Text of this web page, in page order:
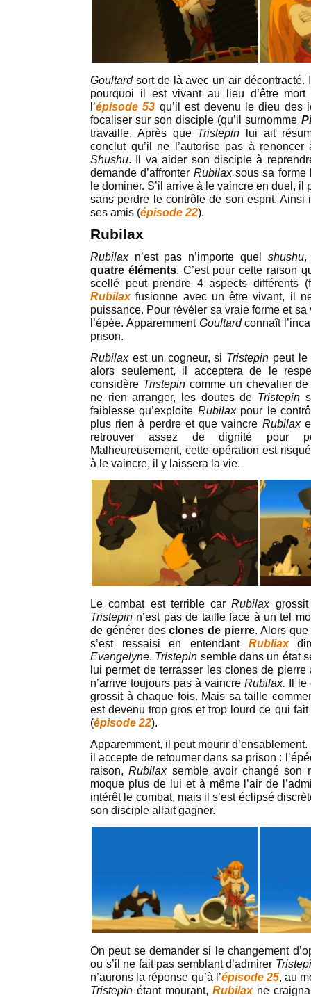
Goultard sort de là avec un air décontracté.
pourquoi il est vivant au lieu d’être
l’épisode 53 qu’il est devenu le dieu des
focaliser sur son disciple (qu’il surnomme
travaille. Après que Tristepin
lui ait
conclut qu’il ne l’autorise pas à
Shushu. Il va aider son disciple à
demande d’affronter Rubilax sous sa forme
le dominer. S’il arrive à le vaincre en duel,
sans perdre le contrôle de son esprit.
ses amis (épisode 22).
Rubilax
Rubilax n’est pas n’importe quel shushu,
quatre éléments. C’est pour cette raison
scellé peut prendre 4 aspects différents
Rubilax fusionne avec un être vivant, il
puissance. Pour révéler sa vraie forme et
l’épée. Apparemment Goultardconnaît
prison.
Rubilax est un cogneur, si Tristepin peut le
alors seulement, il acceptera de le
considère Tristepin comme un chevalier
ne rien arranger, les doutes de Tristepin
faiblesse qu’exploite Rubilax pour le
plus rien à perdre et que vaincre Rubilax
retrouver assez de dignité pour
Malheureusement, cette opération est
à le vaincre, il y laissera la vie.
Le combat est terrible carRubilax
Tristepin n’est pas de taille face à un tel
de générer desclones de pierre. Alors
s’est ressaisi en entendant Rubliax
Evangelyne. Tristepin semble dans un état
lui permet de terrasser les clones de
n’arrive toujours pas à vaincre Rubilax.
Il
grossit à chaque fois. Mais sa taille
est devenu trop gros et trop lourd ce qui fait
(épisode 22).
Apparemment, il peut mourir
il accepte de retourner dans sa prison :
raison,Rubilax semble avoir changé son
moque plus de lui et à même l’air de
intérêt le combat, mais il s’est éclipsé
son disciple allait gagner.
On peut se demander si le changement
ou s’il ne fait pas semblant d’admirer
n’aurons la réponse qu’à l’épisode 25, au
Tristepin étant mourant, Rubilax ne